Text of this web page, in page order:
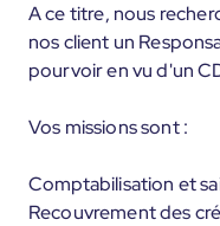
A ce titre, nous
nos client un
pourvoir en vu d'un
Vos missions sont :
Comptabilisation et
Recouvrement des